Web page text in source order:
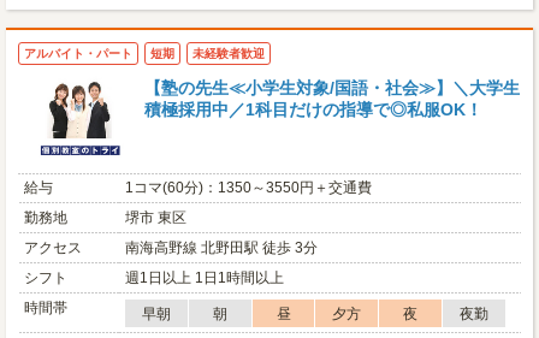
アルバイト・パート 短期 未経験者歓迎
【塾の先生≪小学生対象/国語・社会≫】＼大学生
積極採用中／1科目だけの指導で◎私服OK！
給与
1コマ(60分)：1350～3550円＋交通費
勤務地
堺市 東区
アクセス
南海高野線 北野田駅 徒歩 3分
シフト
週1日以上 1日1時間以上
時間帯
早朝 朝 昼 夕方 夜
夜勤